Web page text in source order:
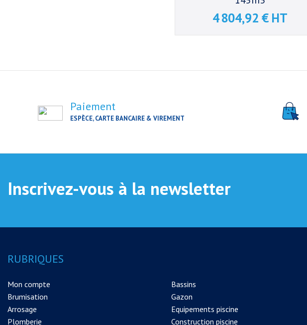
Prix
4 804,92 € HT
Paiement
ESPÈCE, CARTE BANCAIRE & VIREMENT
Inscrivez-vous à la newsletter
RUBRIQUES
Mon compte
Brumisation
Arrosage
Plomberie
Bassins
Gazon
Equipements piscine
Construction piscine